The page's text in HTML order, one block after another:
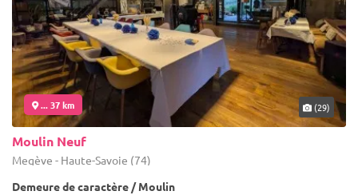
... 37 km (29)
Moulin Neuf
Megève - Haute-Savoie (74)
Demeure de caractère / Moulin